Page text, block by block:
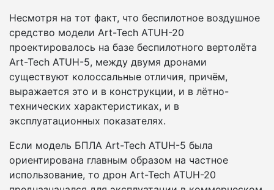
Несмотря на тот факт, что беспилотное воздушное
средство модели Art-Tech ATUH-20
проектировалось на базе беспилотного вертолёта
Art-Tech ATUH-5, между двумя дронами
существуют колоссальные отличия, причём,
выражается это и в конструкции, и в лётно-
технических характеристиках, и в
эксплуатационных показателях.
Если модель БПЛА Art-Tech ATUH-5 была
ориентирована главным образом на частное
использование, то дрон Art-Tech ATUH-20